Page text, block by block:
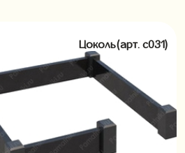
Цоколь(арт. c031)